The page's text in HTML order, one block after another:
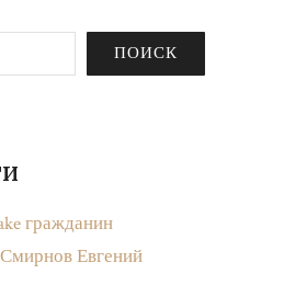
ПОИСК
гражданин
Евгений